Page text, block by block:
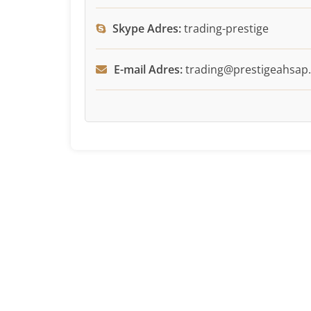
Skype Adres:trading-prestige
E-mail Adres: